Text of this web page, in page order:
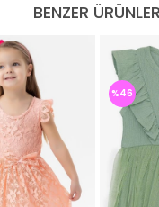
BENZER ÜRÜNLER
%46